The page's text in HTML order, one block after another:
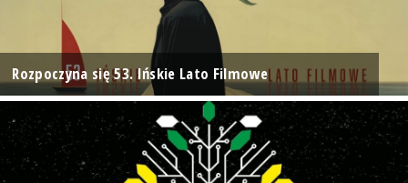
Rozpoczyna się 53. Ińskie Lato Filmowe